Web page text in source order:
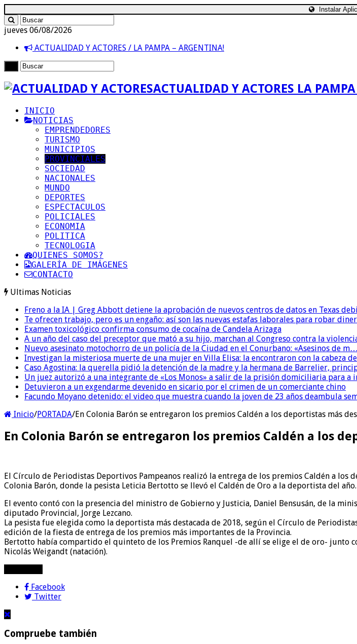
Instalar
jueves 06/08/2026
ACTUALIDAD Y ACTORES / LA PAMPA – ARGENTINA!
ACTUALIDAD Y ACTORES LA
INICIO
NOTICIAS
EMPRENDEDORES
TURISMO
MUNICIPIOS
PROVINCIALES
SOCIEDAD
NACIONALES
MUNDO
DEPORTES
ESPECTACULOS
POLICIALES
ECONOMIA
POLITICA
TECNOLOGIA
QUIENES SOMOS?
GALERÍA DE IMÁGENES
CONTACTO
Ultimas Noticias
Freno a la IA | Greg Abbott detiene la aprobación de nuevos centros de datos en Texas
Te ofrecen trabajo, pero es un engaño: así son las nuevas estafas laborales para robar
Examen toxicológico confirma consumo de cocaína de Candela Arizaga
A un año del caso del preceptor que mató a su hijo, marchan al Congreso contra la
Nuevo asesinato motochorro de un policía de la Ciudad en el Conurbano: «Asesinos de
Investigan la misteriosa muerte de una mujer en Villa Elisa: la encontraron con la cabeza
Caso Agostina: la querella pidió la detención de la madre y la hermana de Barrelier,
Un juez autorizó a una integrante de «Los Monos» a salir de la prisión domiciliaria para
Detuvieron a un exgendarme devenido en sicario por el crimen de un comerciante chino
Facundo Moyano detenido: el video que muestra cuando la joven de 23 años deambula
Inicio/PORTADA/En Colonia Barón se entregaron los premios Caldén a los deportistas más
En Colonia Barón se entregaron los premios Caldén a los
El Círculo de Periodistas Deportivos Pampeanos realizó la entrega de los premios Caldén a los
Colonia Barón, donde la pesista Leticia Bertotto se llevó el Caldén de Oro a la deportista del año.
El evento contó con la presencia del ministro de Gobierno y Justicia, Daniel Bensusán, de la
diputado Provincial, Jorge Lezcano.
La pesista fue elegida como la deportista más destacada de 2018, según el Círculo de
edición de la fiesta de entrega de los premios más importantes de la Provincia.
Bertotto había compartido el quinteto de los Premios Ranquel -de allí se elige el de oro- junto
Nicolás Weigandt (natación).
Facebook
Twitter
Compruebe también